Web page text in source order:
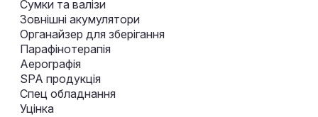
Сумки та валізи
Зовнішні акумулятори
Органайзер для зберігання
Парафінотерапія
Аерографія
SPA продукція
Спец обладнання
Уцінка